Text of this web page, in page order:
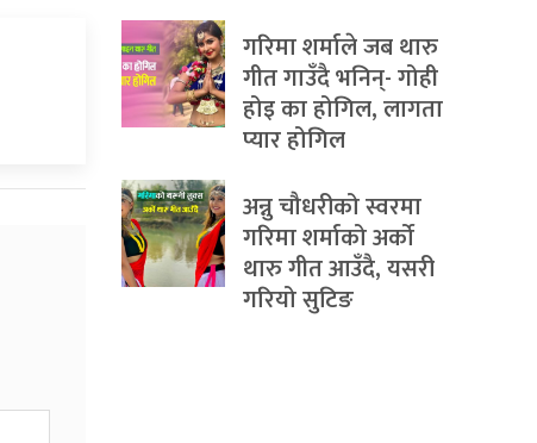
गरिमा शर्माले जब थारु
गीत गाउँदै भनिन्- गोही
होइ का होगिल, लागता
प्यार होगिल
अन्नु चौधरीको स्वरमा
गरिमा शर्माको अर्को
थारु गीत आउँदै, यसरी
गरियो सुटिङ